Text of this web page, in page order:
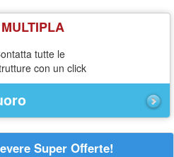
tutte le
con un click
Super Offerte!